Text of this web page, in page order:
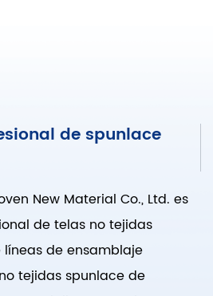
de spunlace
New Material Co., Ltd. es
de telas no tejidas
de ensamblaje
tejidas spunlace de